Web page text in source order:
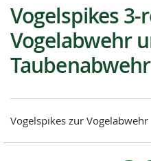
Bildgalerie
springen
Vogelspikes 3-
Vogelabwehr
Vogelspikes zur Vogelabwehr